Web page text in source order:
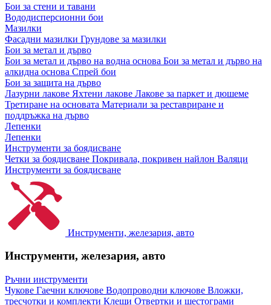
Бои за стени и тавани
Вододисперсионни бои
Мазилки
Фасадни мазилки Грундове за мазилки
Бои за метал и дърво
Бои за метал и дърво на водна основа Бои за метал и дърво на
алкидна основа Спрей бои
Бои за защита на дърво
Лазурни лакове Яхтени лакове Лакове за паркет и дюшеме
Третиране на основата Материали за реставриране и
поддръжка на дърво
Лепенки
Лепенки
Инструменти за боядисване
Четки за боядисване Покривала, покривен найлон Валяци
Инструменти за боядисване
Инструменти, железария, авто
Инструменти, железария, авто
Ръчни инструменти
Чукове Гаечни ключове Водопроводни ключове Вложки,
тресчотки и комплекти Клещи Отвертки и шестограми